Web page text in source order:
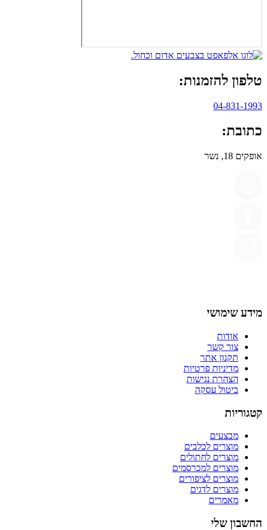
טלפון להזמנות:
04-831-1993
כתובת:
אופקים 18, נשר
מידע שימושי
אודות
צור קשר
תקנון אתר
מדיניות פרטיות
הצהרת נגישות
ביטול עסקה
קטגוריות
מבצעים
מוצרים לכלבים
מוצרים לחתולים
מוצרים למכרסמים
מוצרים לציפורים
מוצרים לדגים
מאמרים
החשבון שלי